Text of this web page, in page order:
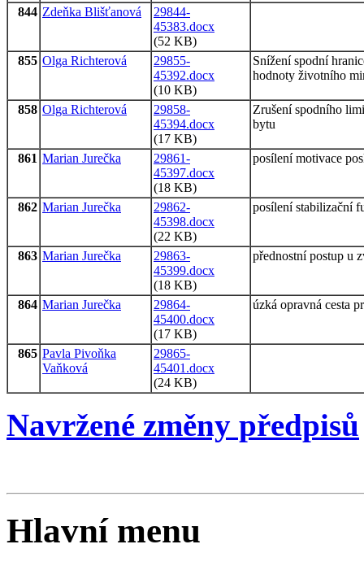
844 Zdeňka Blišťanová
29844-
45383.docx
(52 KB)
855 Olga Richterová
29855-
45392.docx
(10 KB)
Snížení spodní
hodnoty životního
858 Olga Richterová
29858-
45394.docx
(17 KB)
Zrušení spodního
bytu
861 Marian Jurečka
29861-
45397.docx
(18 KB)
posílení motivace
862 Marian Jurečka
29862-
45398.docx
(22 KB)
posílení stabilizační
863 Marian Jurečka
29863-
45399.docx
(18 KB)
přednostní postup u
864 Marian Jurečka
29864-
45400.docx
(17 KB)
úzká opravná cesta
865 Pavla Pivoňka
Vaňková
29865-
45401.docx
(24 KB)
Navržené změny předpisů
Hlavní menu